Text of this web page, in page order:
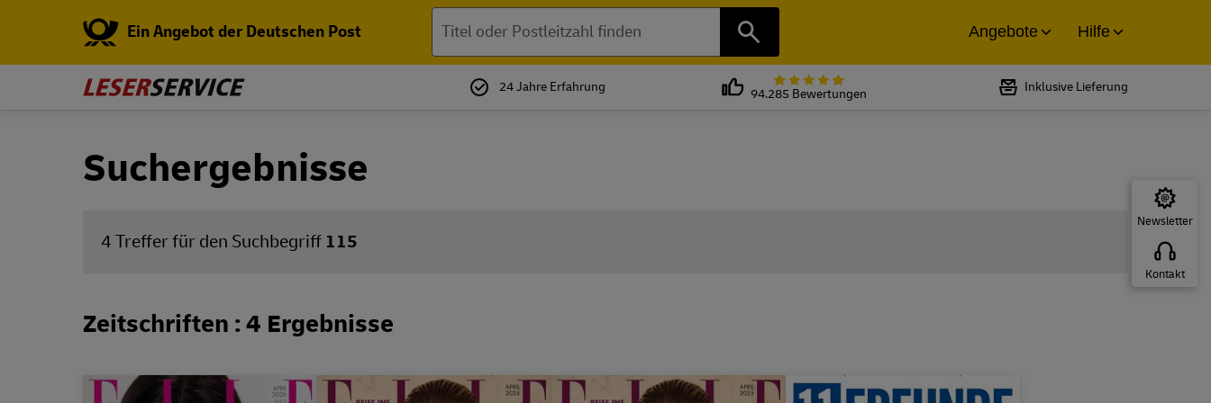
Ein Angebot der Deutschen Post
Suchen
Angebote Hilfe
24 Jahre Erfahrung
Bewertet mit 5 von 5 Sternen bei
94.285 Bewertungen
Inklusive Lieferung
Newsletter
Kontakt
Suchergebnisse
4 Treffer für den Suchbegriff 115
Zeitschriften : 4 Ergebnisse